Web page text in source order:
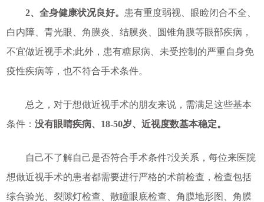
2、全身健康状况良好。 患有重度弱视、眼睑闭合不全、
白内障、青光眼、角膜炎、结膜炎、圆锥角膜等眼部疾病，
不宜做近视手术;此外，患有糖尿病、未受控制的严重自身免
疫性疾病等，也不符合手术条件。
总之，对于想做近视手术的朋友来说，需满足这些基本
条件： 没有眼睛疾病、18-50岁、近视度数基本稳定。
自己不了解自己是否符合手术条件?没关系，每位来医院
想做近视手术的患者都需要进行严格的术前检查，检查包括
综合验光、裂隙灯检查、散瞳眼底检查、角膜地形图、角膜